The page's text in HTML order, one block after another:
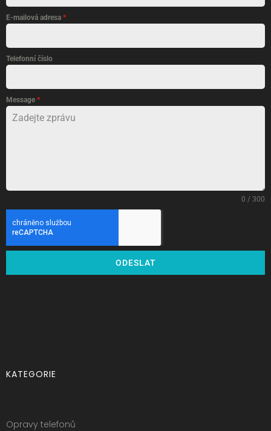
E-mailová adresa *
Telefonní číslo
Message *
0 / 300
ODESLAT
KATEGORIE
Opravy telefonů